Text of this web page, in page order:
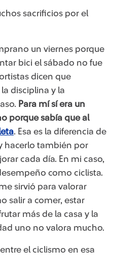
sacrificios por el
un viernes porque
bici el sábado no fue
dicen que
disciplina y la
Para mí sí era un
porque sabía que al
. Esa es la diferencia de
hacerlo también por
cada día. En mi caso,
como ciclista.
sirvió para valorar
salir a comer, estar
más de la casa y la
uno no valora mucho.
el ciclismo en esa